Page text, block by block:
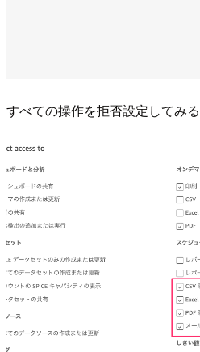
すべての操作を拒否設定してみ